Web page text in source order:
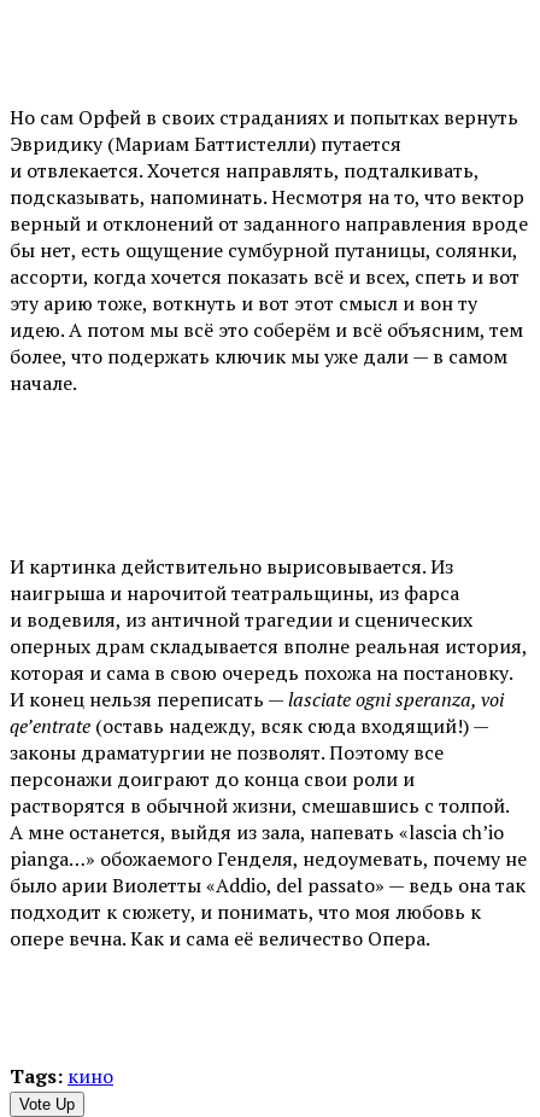
Но сам Орфей в своих страданиях и попытках вернуть
Эвридику (Мариам Баттистелли) путается
и отвлекается. Хочется направлять, подталкивать,
подсказывать, напоминать. Несмотря на то, что вектор
верный и отклонений от заданного направления вроде
бы нет, есть ощущение сумбурной путаницы, солянки,
ассорти, когда хочется показать всё и всех, спеть и вот
эту арию тоже, воткнуть и вот этот смысл и вон ту
идею. А потом мы всё это соберём и всё объясним, тем
более, что подержать ключик мы уже дали — в самом
начале.
И картинка действительно вырисовывается. Из
наигрыша и нарочитой театральщины, из фарса
и водевиля, из античной трагедии и сценических
оперных драм складывается вполне реальная история,
которая и сама в свою очередь похожа на постановку.
И конец нельзя переписать —lasciate ogni speranza, voi
qe’entrate (оставь надежду, всяк сюда входящий!) —
законы драматургии не позволят. Поэтому все
персонажи доиграют до конца свои роли и
растворятся в обычной жизни, смешавшись с толпой.
А мне останется, выйдя из зала, напевать «lascia ch’io
pianga…» обожаемого Генделя, недоумевать, почему не
было арии Виолетты «Addio, del passato» — ведь она так
подходит к сюжету, и понимать, что моя любовь к
опере вечна. Как и сама её величество Опера.
Tags: кино
Vote Up